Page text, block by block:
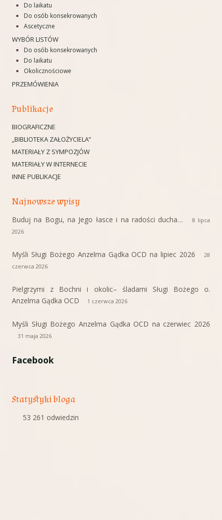
Do laikatu
Do osób konsekrowanych
Ascetyczne
WYBÓR LISTÓW
Do osób konsekrowanych
Do laikatu
Okolicznościowe
PRZEMÓWIENIA
Publikacje
BIOGRAFICZNE
„BIBLIOTEKA ZAŁOŻYCIELA”
MATERIAŁY Z SYMPOZJÓW
MATERIAŁY W INTERNECIE
INNE PUBLIKACJE
Najnowsze wpisy
Buduj na Bogu, na Jego łasce i na radości ducha…
8 lipca
2026
Myśli Sługi Bożego Anzelma Gądka OCD na lipiec 2026
28
czerwca 2026
Pielgrzymi z Bochni i okolic– śladami Sługi Bożego o.
Anzelma Gądka OCD
1 czerwca 2026
Myśli Sługi Bożego Anzelma Gądka OCD na czerwiec 2026
31 maja 2026
Facebook
Statystyki bloga
53 261 odwiedzin